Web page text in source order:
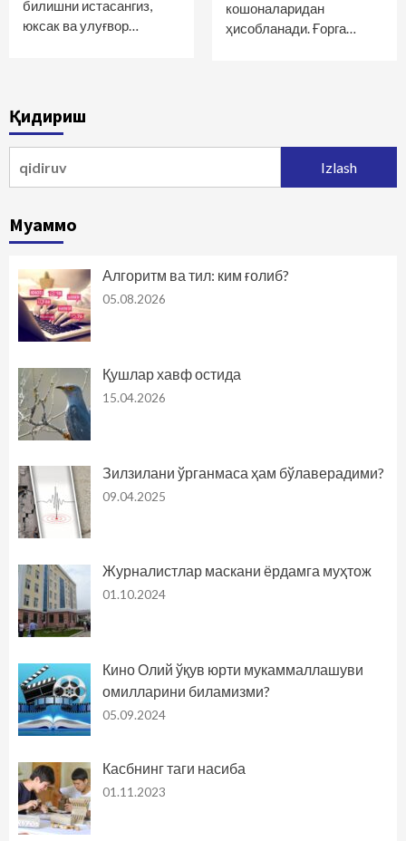
билишни истасангиз,
юксак ва улуғвор…
кошоналаридан
ҳисобланади. Ғорга…
Қидириш
Муаммо
Алгоритм ва тил: ким ғолиб?
05.08.2026
Қушлар хавф остида
15.04.2026
Зилзилани ўрганмаса ҳам бўлаверадими?
09.04.2025
Журналистлар маскани ёрдамга муҳтож
01.10.2024
Кино Олий ўқув юрти мукаммаллашуви
омилларини биламизми?
05.09.2024
Касбнинг таги насиба
01.11.2023